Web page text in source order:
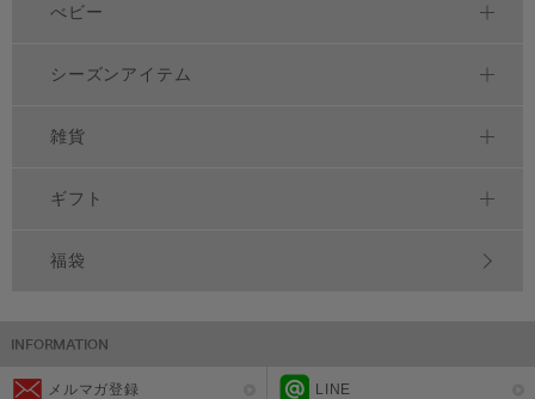
べビー
シーズンアイテム
雑貨
ギフト
福袋
メルマガ登録 LINE